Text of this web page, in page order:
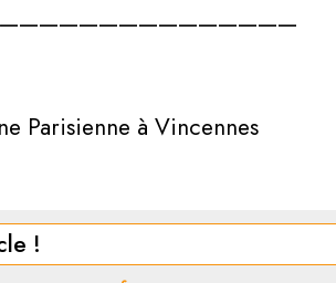
Parisienne à Vincennes
!